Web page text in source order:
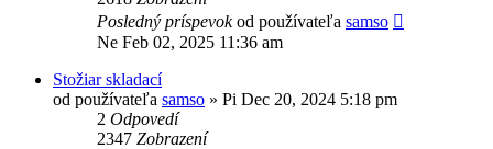
Posledný príspevokod používateľa samso
Ne Feb 02, 2025 11:36 am
Stožiar skladací
od používateľa samso » Pi Dec 20, 2024 5:18 pm
2 Odpovedí
2347 Zobrazení